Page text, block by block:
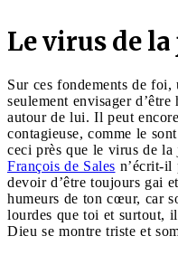
Le virus de
Sur ces fondements de
seulement envisager
autour de lui. Il peut
contagieuse, comme le
ceci près que le virus de
François de Sales n’écrit-il
devoir d’être toujours gai
humeurs de ton cœur, car
lourdes que toi et surtout,
Dieu se montre triste et